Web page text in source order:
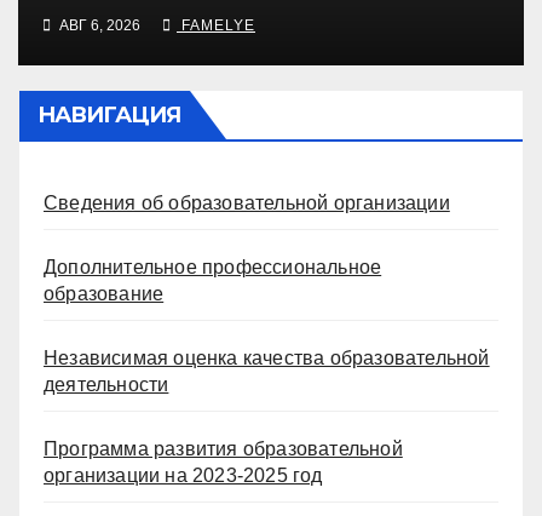
АВГ 6, 2026 FAMELYE
НАВИГАЦИЯ
Сведения об образовательной организации
Дополнительное профессиональное
образование
Независимая оценка качества образовательной
деятельности
Программа развития образовательной
организации на 2023-2025 год